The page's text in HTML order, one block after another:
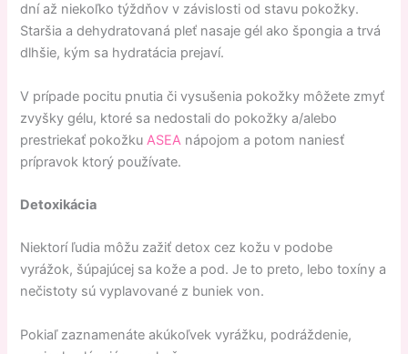
dní až niekoľko týždňov v závislosti od stavu pokožky.
Staršia a dehydratovaná pleť nasaje gél ako špongia a trvá
dlhšie, kým sa hydratácia prejaví.
V prípade pocitu pnutia či vysušenia pokožky môžete zmyť
zvyšky gélu, ktoré sa nedostali do pokožky a/alebo
prestriekať pokožkuASEA nápojom a potom naniesť
prípravok ktorý používate.
Detoxikácia
Niektorí ľudia môžu zažiť detox cez kožu v podobe
vyrážok, šúpajúcej sa kože a pod. Je to preto, lebo toxíny a
nečistoty sú vyplavované z buniek von.
Pokiaľ zaznamenáte akúkoľvek vyrážku, podráždenie,